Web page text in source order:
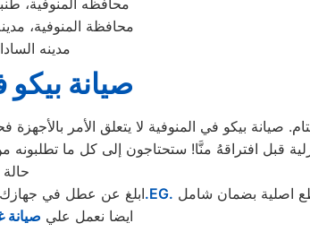
محافظه المنوفية،
محافظة المنوفية،
مدينه
صيانة بيكو
بيكو في المنوفية لا يتعلق الأمر
ابلغ عن عطل في جهازك.EG. اصلية بضمان شامل
ايضا نعمل علي صيانة